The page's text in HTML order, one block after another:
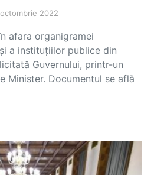
2022
afara organigramei
a instituțiilor publice din
Guvernului, printr-un
Minister. Documentul se află